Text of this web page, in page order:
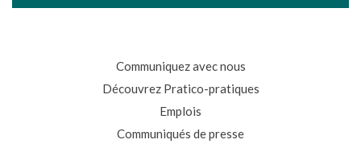
Communiquez avec nous
Découvrez Pratico-pratiques
Emplois
Communiqués de presse